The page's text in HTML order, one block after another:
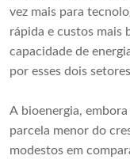
vez mais para
rápida e custos mais
capacidade de
por esses dois
A bioenergia,
parcela menor do
modestos em